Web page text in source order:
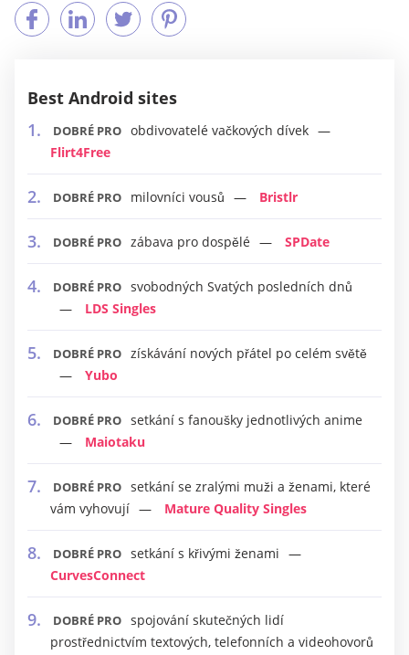
Best Android sites
DOBRÉ PRO obdivovatelé vačkových dívek
Flirt4Free
DOBRÉ PRO milovníci vousů Bristlr
DOBRÉ PRO zábava pro dospělé SPDate
DOBRÉ PRO svobodných Svatých posledních dnů
LDS Singles
DOBRÉ PRO získávání nových přátel po celém světě
Yubo
DOBRÉ PRO setkání s fanoušky jednotlivých anime
Maiotaku
DOBRÉ PRO setkání se zralými muži a ženami, které
vám vyhovují
Mature Quality Singles
DOBRÉ PRO setkání s křivými ženami
CurvesConnect
DOBRÉ PRO spojování skutečných lidí
prostřednictvím textových, telefonních a videohovorů